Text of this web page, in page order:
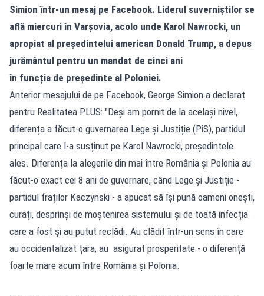
Simion într-un mesaj pe Facebook. Liderul suverniștilor se
află miercuri în Varșovia, acolo unde Karol Nawrocki, un
apropiat al președintelui american Donald Trump, a depus
jurământul pentru un mandat de cinci ani
în funcția de președinte al Poloniei.
Anterior mesajului de pe Facebook, George Simion a declarat
pentru Realitatea PLUS: "Deși am pornit de la același nivel,
diferența a făcut-o guvernarea Lege și Justiție (PiS), partidul
principal care l-a susținut pe Karol Nawrocki, președintele
ales. Diferența la alegerile din mai între România și Polonia au
făcut-o exact cei 8 ani de guvernare, când Lege și Justiție -
partidul fraților Kaczynski - a apucat să își pună oameni onești,
curați, desprinși de moștenirea sistemului și de toată infecția
care a fost și au putut reclădi. Au clădit într-un sens în care
au occidentalizat țara, au asigurat prosperitate - o diferență
foarte mare acum între România și Polonia.